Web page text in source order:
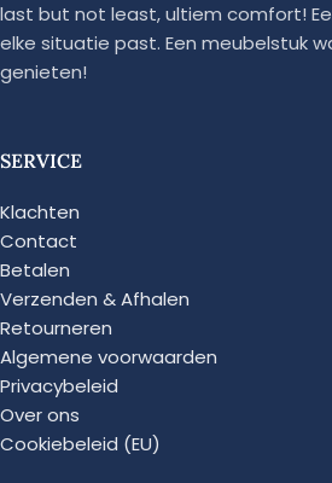
last but not least, ultiem comfort!
elke situatie past. Een meubelstuk
genieten!
SERVICE
Klachten
Contact
Betalen
Verzenden & Afhalen
Retourneren
Algemene voorwaarden
Privacybeleid
Over ons
Cookiebeleid (EU)